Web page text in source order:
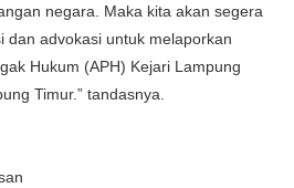
negara. Maka kita akan segera
dan advokasi untuk melaporkan
Hukum (APH) Kejari Lampung
Timur.” tandasnya.